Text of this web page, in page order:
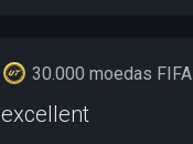
30.000 moedas FIFA
excellent